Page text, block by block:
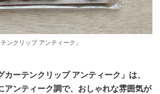
ンクリップ アンティーク」
カーテンクリップ アンティーク」は、
アンティーク調で、おしゃれな雰囲気が